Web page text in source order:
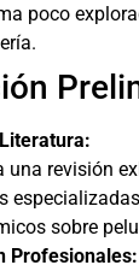
poco
una revisión
sobre
Profesionales: